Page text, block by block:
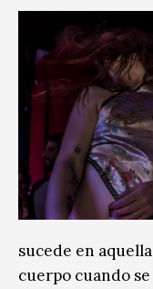
sucede en
cuerpo cuando